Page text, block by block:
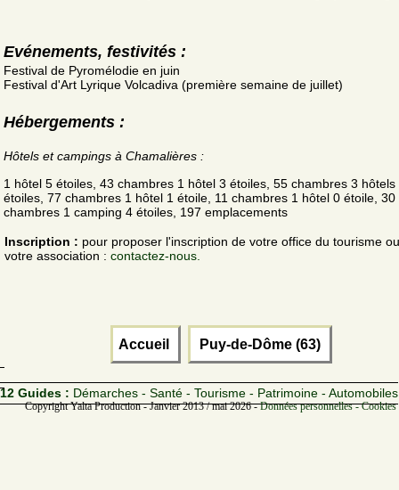
Evénements, festivités :
Festival de Pyromélodie en juin
Festival d'Art Lyrique Volcadiva (première semaine de juillet)
Hébergements :
Hôtels et campings à Chamalières :
1 hôtel 5 étoiles, 43 chambres 1 hôtel 3 étoiles, 55 chambres 3 hôtels
étoiles, 77 chambres 1 hôtel 1 étoile, 11 chambres 1 hôtel 0 étoile, 30
chambres 1 camping 4 étoiles, 197 emplacements
Inscription : pour proposer l'inscription de votre office du tourisme
votre association : contactez-nous.
Accueil Puy-de-Dôme (63)
12 Guides : Démarches - Santé - Tourisme - Patrimoine - Automobiles
Copyright Yalta Production - Janvier 2013 / mai 2026 -Données personnelles -